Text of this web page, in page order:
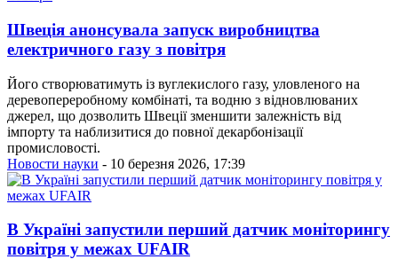
Швеція анонсувала запуск виробництва
електричного газу з повітря
Його створюватимуть із вуглекислого газу, уловленого на
деревопереробному комбінаті, та водню з відновлюваних
джерел, що дозволить Швеції зменшити залежність від
імпорту та наблизитися до повної декарбонізації
промисловості.
Новости науки - 10 березня 2026, 17:39
В Україні запустили перший датчик моніторингу
повітря у межах UFAIR